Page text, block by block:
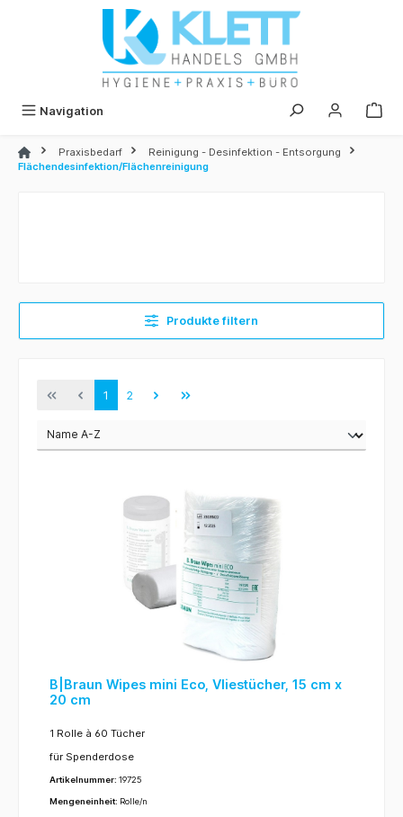
Navigation
Praxisbedarf
Reinigung - Desinfektion - Entsorgung
Flächendesinfektion/Flächenreinigung
Produkte filtern
1 2
B|Braun Wipes mini Eco, Vliestücher, 15 cm x
20 cm
1 Rolle à 60 Tücher
für Spenderdose
Artikelnummer: 19725
Mengeneinheit: Rolle/n